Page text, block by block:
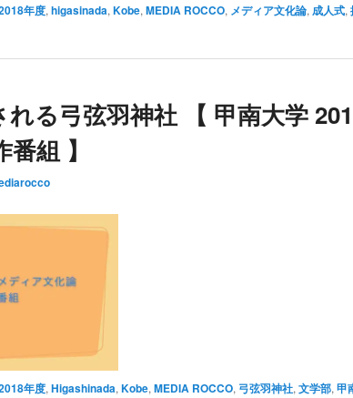
年度, higasinada, Kobe, MEDIA ROCCO, メディア文化論, 成人式,
る弓弦羽神社 【 甲南大学
組 】
年度, Higashinada, Kobe, MEDIA ROCCO, 弓弦羽神社, 文学部, 甲